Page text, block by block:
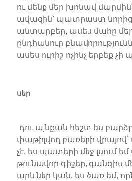
ու մենք մեր խոնավ
ավազին՝ պատրաստ նորից
անտարբեր, ասես մահը
ընդհանուր բնավորությունն
ասես ուրիշ ոչինչ երբեք
սեր
դու այնքան հեշտ ես
փաթիլվող բառերի
չէ, ես պատերի մեջ լսում
թունավոր գիշեր, գանգիս
արևներ կան, ես ծառ եմ,